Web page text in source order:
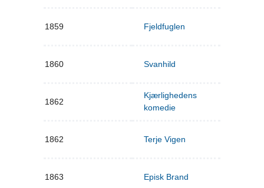
1859 Fjeldfuglen
1860 Svanhild
1862
Kjærlighedens
komedie
1862 Terje Vigen
1863 Episk Brand